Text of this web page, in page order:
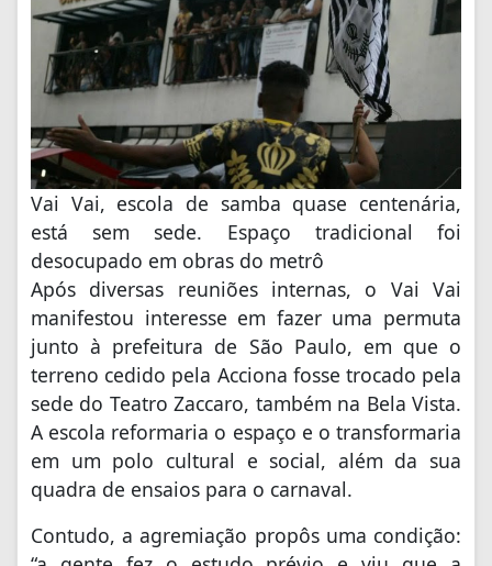
Vai Vai, escola de samba quase centenária,
está sem sede. Espaço tradicional foi
desocupado em obras do metrô
Após diversas reuniões internas, o Vai Vai
manifestou interesse em fazer uma permuta
junto à prefeitura de São Paulo, em que o
terreno cedido pela Acciona fosse trocado pela
sede do Teatro Zaccaro, também na Bela Vista.
A escola reformaria o espaço e o transformaria
em um polo cultural e social, além da sua
quadra de ensaios para o carnaval.
Contudo, a agremiação propôs uma condição: